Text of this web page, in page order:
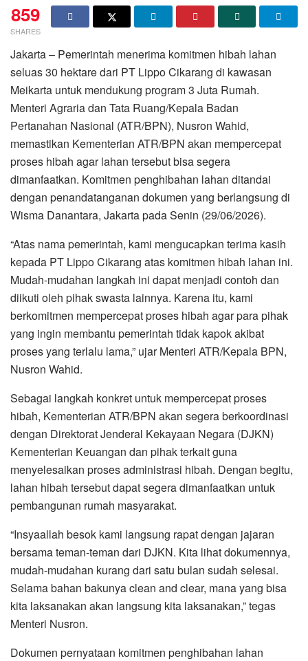
859
SHARES
Jakarta – Pemerintah menerima komitmen hibah lahan
seluas 30 hektare dari PT Lippo Cikarang di kawasan
Meikarta untuk mendukung program 3 Juta Rumah.
Menteri Agraria dan Tata Ruang/Kepala Badan
Pertanahan Nasional (ATR/BPN), Nusron Wahid,
memastikan Kementerian ATR/BPN akan mempercepat
proses hibah agar lahan tersebut bisa segera
dimanfaatkan. Komitmen penghibahan lahan ditandai
dengan penandatanganan dokumen yang berlangsung di
Wisma Danantara, Jakarta pada Senin (29/06/2026).
“Atas nama pemerintah, kami mengucapkan terima kasih
kepada PT Lippo Cikarang atas komitmen hibah lahan ini.
Mudah-mudahan langkah ini dapat menjadi contoh dan
diikuti oleh pihak swasta lainnya. Karena itu, kami
berkomitmen mempercepat proses hibah agar para pihak
yang ingin membantu pemerintah tidak kapok akibat
proses yang terlalu lama,” ujar Menteri ATR/Kepala BPN,
Nusron Wahid.
Sebagai langkah konkret untuk mempercepat proses
hibah, Kementerian ATR/BPN akan segera berkoordinasi
dengan Direktorat Jenderal Kekayaan Negara (DJKN)
Kementerian Keuangan dan pihak terkait guna
menyelesaikan proses administrasi hibah. Dengan begitu,
lahan hibah tersebut dapat segera dimanfaatkan untuk
pembangunan rumah masyarakat.
“Insyaallah besok kami langsung rapat dengan jajaran
bersama teman-teman dari DJKN. Kita lihat dokumennya,
mudah-mudahan kurang dari satu bulan sudah selesai.
Selama bahan bakunya clean and clear, mana yang bisa
kita laksanakan akan langsung kita laksanakan,” tegas
Menteri Nusron.
Dokumen pernyataan komitmen penghibahan lahan